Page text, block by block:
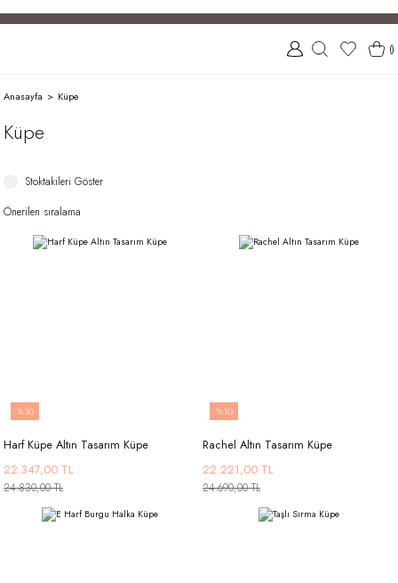
()
Anasayfa Küpe
Küpe
Stoktakileri Göster
%10
Harf Küpe Altın Tasarım Küpe
22.347,00 TL
24.830,00 TL
%10
Rachel Altın Tasarım Küpe
22.221,00 TL
24.690,00 TL